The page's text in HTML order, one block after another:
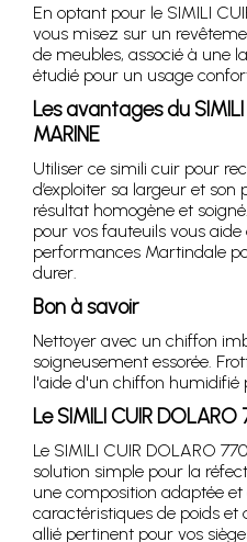
En optant pour le SIMILI
vous misez sur un
de meubles, associé à une
étudié pour un usage
Les avantages du
MARINE
Utiliser ce simili cuir pour
d’exploiter sa largeur et
résultat homogène et
pour vos fauteuils vous
performances Martindale
durer.
Bon à savoir
Nettoyer avec un chiffon
soigneusement essorée.
l'aide d'un chiffon humidifié
Le SIMILI CUIR
Le SIMILI CUIR DOLARO
solution simple pour la
une composition adaptée
caractéristiques de poids
allié pertinent pour vos